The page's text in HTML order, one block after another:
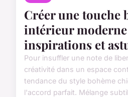
Créer une touche
intérieur
inspirations et
Pour insuffler une note de
créativité dans un espace
tendance du style bohème
l'accord parfait. Mélange